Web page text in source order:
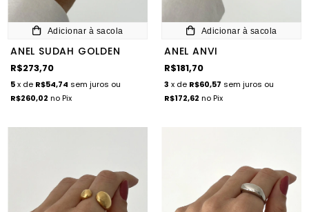
Adicionar à sacola
ANEL SUDAH GOLDEN
R$273,70
5x de R$54,74 sem juros ou
R$260,02 no Pix
Adicionar à sacola
ANEL ANVI
R$181,70
3 x de R$60,57 sem juros ou
R$172,62 no Pix